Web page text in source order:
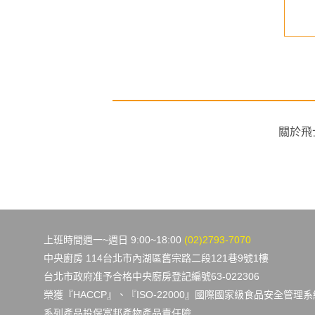
關於飛
上班時間週一~週日 9:00~18:00 (02)2793-7070
中央廚房 114台北市內湖區舊宗路二段121巷9號1樓
台北市政府准予合格中央廚房登記編號63-022306
榮獲『HACCP』、『ISO-22000』國際國家級食品安全管理